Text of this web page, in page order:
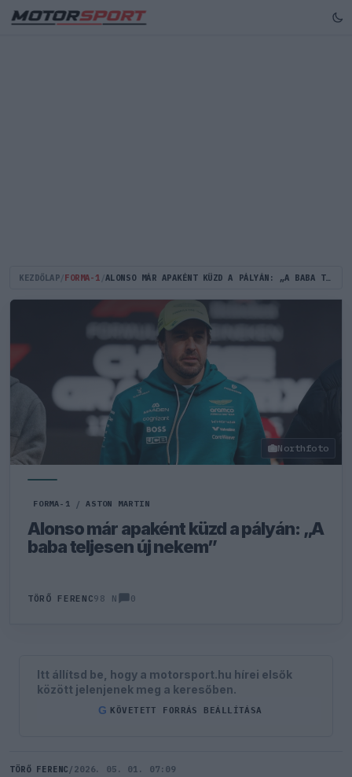
KEZDŐLAP FORMA-1 ALONSO MÁR APAKÉNT KÜZD A PÁLYÁN: „A BABA TELJESEN ÚJ NEKEM”
Northfoto
FORMA-1 / ASTON MARTIN
Alonso már apaként küzd a pályán: „A
baba teljesen új nekem”
TÖRŐ FERENC98 N 0
Itt állítsd be, hogy a motorsport.hu hírei elsők
között jelenjenek meg a keresőben.
G KÖVETETT FORRÁS BEÁLLÍTÁSA
TÖRŐ FERENC / 2026. 05. 01. 07:09